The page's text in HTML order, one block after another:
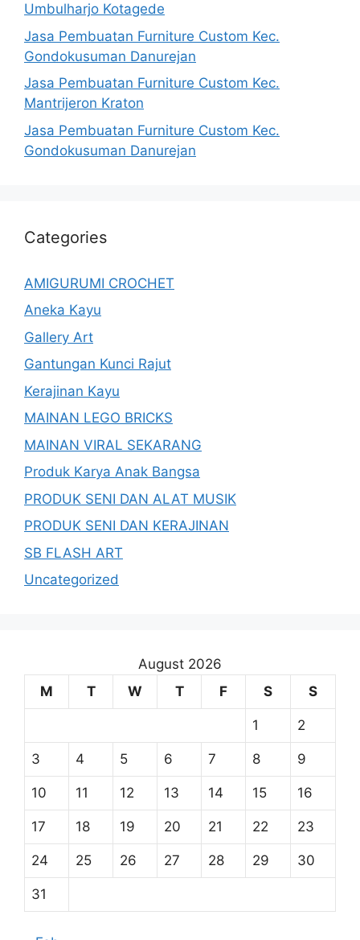
Umbulharjo Kotagede
Jasa Pembuatan Furniture Custom Kec.
Gondokusuman Danurejan
Jasa Pembuatan Furniture Custom Kec.
Mantrijeron Kraton
Jasa Pembuatan Furniture Custom Kec.
Gondokusuman Danurejan
Categories
AMIGURUMI CROCHET
Aneka Kayu
Gallery Art
Gantungan Kunci Rajut
Kerajinan Kayu
MAINAN LEGO BRICKS
MAINAN VIRAL SEKARANG
Produk Karya Anak Bangsa
PRODUK SENI DAN ALAT MUSIK
PRODUK SENI DAN KERAJINAN
SB FLASH ART
Uncategorized
August 2026
M
T W T F S S
1 2
3 4 5 6 7 8 9
10 11 12 13 14 15 16
17 18 19 20 21 22 23
24 25 26 27 28 29 30
31